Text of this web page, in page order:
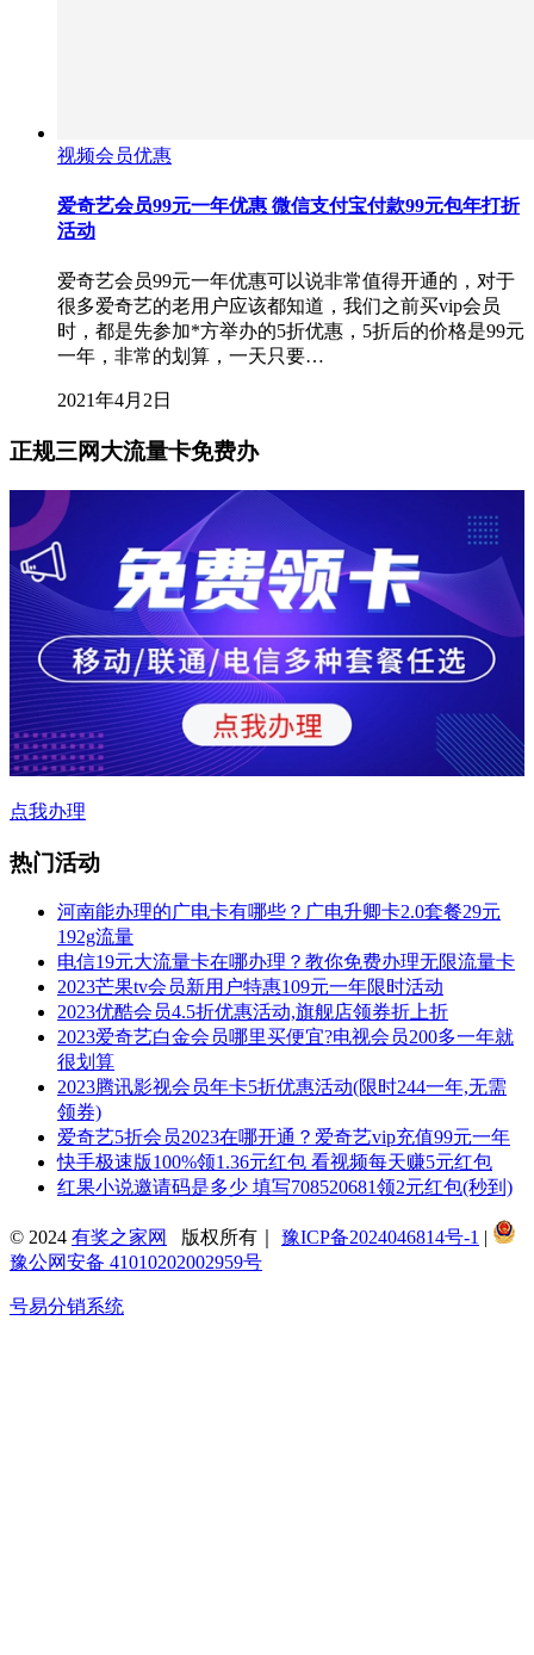
视频会员优惠
爱奇艺会员99元一年优惠 微信支付宝付款99元包年打折
活动
爱奇艺会员99元一年优惠可以说非常值得开通的，对于
很多爱奇艺的老用户应该都知道，我们之前买vip会员
时，都是先参加*方举办的5折优惠，5折后的价格是99元
一年，非常的划算，一天只要…
2021年4月2日
正规三网大流量卡免费办
点我办理
热门活动
河南能办理的广电卡有哪些？广电升卿卡2.0套餐29元
192g流量
电信19元大流量卡在哪办理？教你免费办理无限流量卡
2023芒果tv会员新用户特惠109元一年限时活动
2023优酷会员4.5折优惠活动,旗舰店领券折上折
2023爱奇艺白金会员哪里买便宜?电视会员200多一年就
很划算
2023腾讯影视会员年卡5折优惠活动(限时244一年,无需
领券)
爱奇艺5折会员2023在哪开通？爱奇艺vip充值99元一年
快手极速版100%领1.36元红包 看视频每天赚5元红包
红果小说邀请码是多少 填写708520681领2元红包(秒到)
© 2024 有奖之家网 版权所有｜ 豫ICP备2024046814号-1 |
豫公网安备 41010202002959号
号易分销系统